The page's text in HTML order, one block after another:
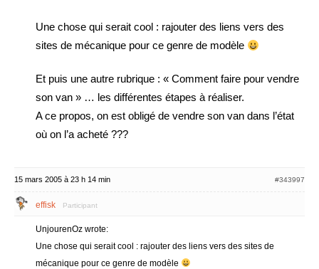
Une chose qui serait cool : rajouter des liens vers des
sites de mécanique pour ce genre de modèle
Et puis une autre rubrique : « Comment faire pour vendre
son van » … les différentes étapes à réaliser.
A ce propos, on est obligé de vendre son van dans l’état
où on l’a acheté ???
15 mars 2005 à 23 h 14 min #343997
effisk Participant
UnjourenOz wrote:
Une chose qui serait cool : rajouter des liens vers des sites de
mécanique pour ce genre de modèle